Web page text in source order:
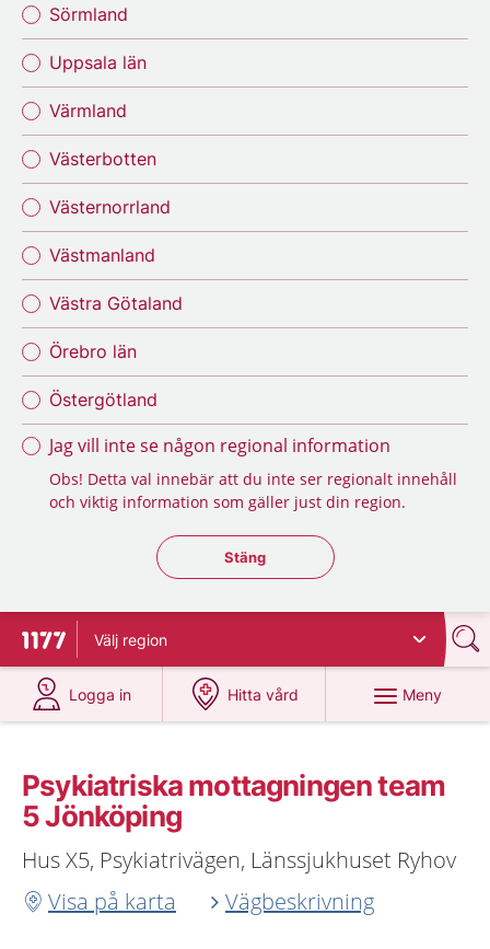
Sörmland
Uppsala län
Värmland
Västerbotten
Västernorrland
Västmanland
Västra Götaland
Örebro län
Östergötland
Jag vill inte se någon regional information
Obs! Detta val innebär att du inte ser regionalt innehåll
och viktig information som gäller just din region.
Stäng regionsväljaren
Stäng
Till startsidan för 1177
Välj region
Logga in
på 1177.se
Hitta vård
på 1177.se
Meny
Psykiatriska mottagningen team
5 Jönköping
Hus X5, Psykiatrivägen, Länssjukhuset Ryhov
Visa på karta
Vägbeskrivning